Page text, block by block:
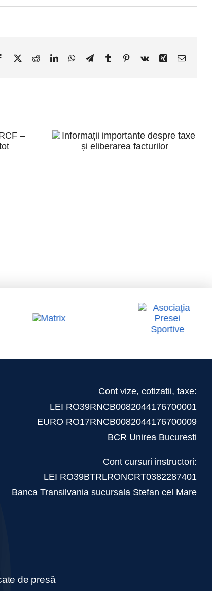
Facebook
X RedditLinkedInWhatsApp
TelegramTumblrPinterest
Vk Xing E-
Informații
importante
Cont vize, cotizații, taxe:
LEI RO39RNCB0082044176700001
EURO RO17RNCB0082044176700009
BCR Unirea Bucuresti
Cont cursuri instructori:
LEI RO39BTRLRONCRT0382287401
Banca Transilvania sucursala Stefan cel Mare
de presă